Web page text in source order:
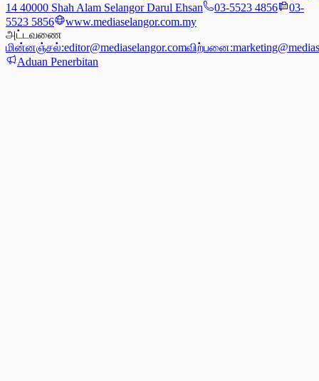
14 40000 Shah Alam Selangor Darul Ehsan
03-5523 4856
03-
5523 5856
www.mediaselangor.com.my
அட்டவணை
மின்னஞ்சல்:editor@mediaselangor.comவிற்பனை:
Aduan Penerbitan